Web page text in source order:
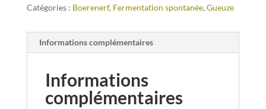
Catégories : Boerenerf, Fermentation spontanée, Gueuze
Informations complémentaires
Informations
complémentaires